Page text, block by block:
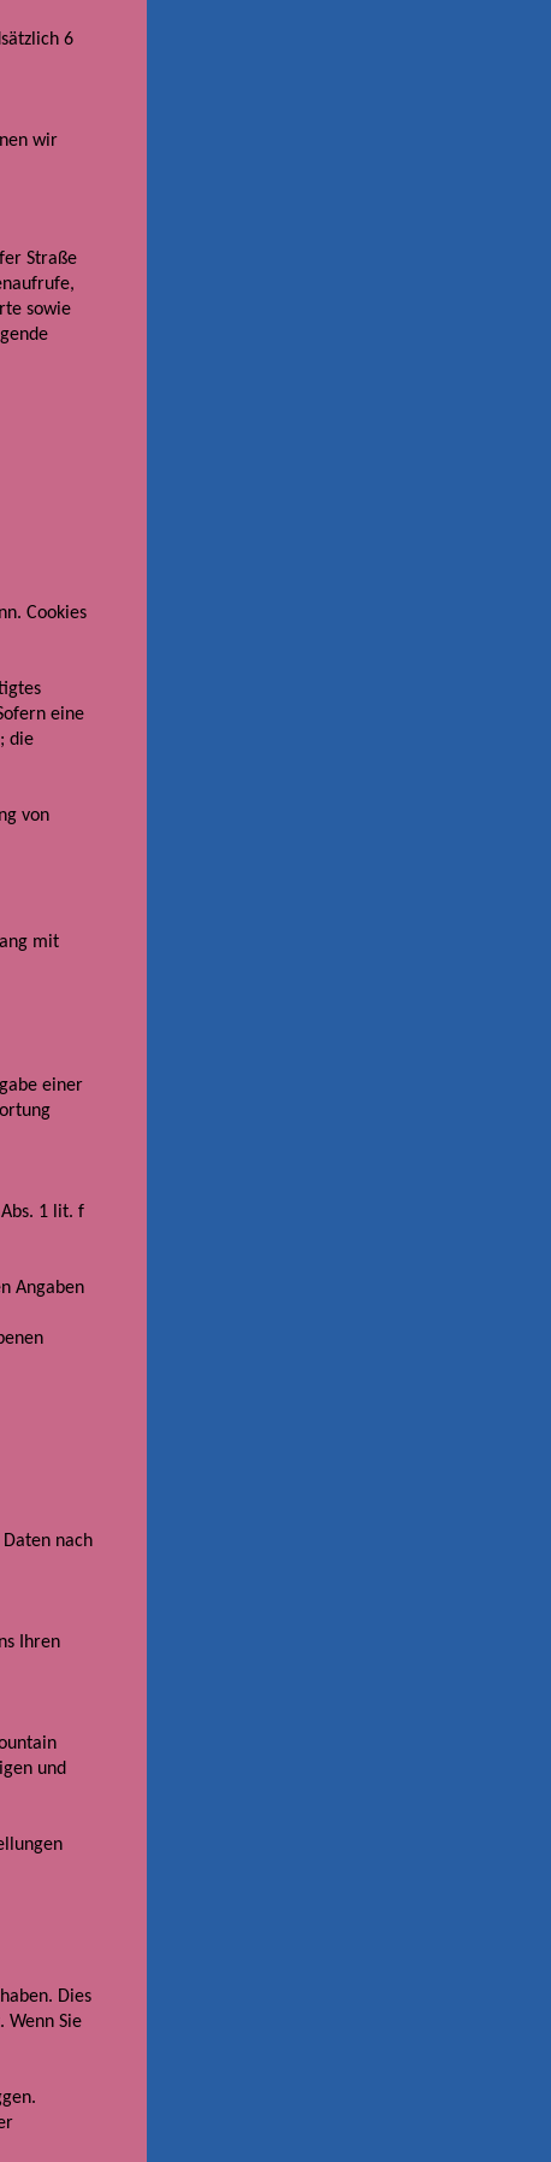
6
wir
Straße
sowie
Cookies
eine
die
von
mit
einer
1 lit. f
Angaben
nach
Ihren
und
Dies
Wenn Sie